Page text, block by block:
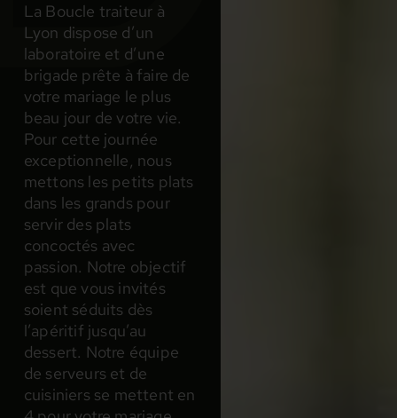
La Boucle traiteur à
Lyon dispose d’un
laboratoire et d’une
brigade prête à faire de
votre mariage le plus
beau jour de votre vie.
Pour cette journée
exceptionnelle, nous
mettons les petits plats
dans les grands pour
servir des plats
concoctés avec
passion. Notre objectif
est que vous invités
soient séduits dès
l’apéritif jusqu’au
dessert. Notre équipe
de serveurs et de
cuisiniers se mettent en